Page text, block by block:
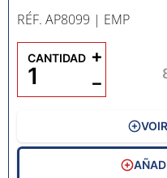
RÉF. AP8099 | EMP
CANTIDAD
−
+